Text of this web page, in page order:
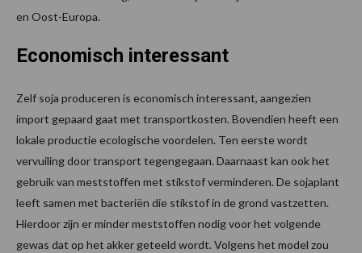
en Oost-Europa.
Economisch interessant
Zelf soja produceren is economisch interessant, aangezien
import gepaard gaat met transportkosten. Bovendien heeft een
lokale productie ecologische voordelen. Ten eerste wordt
vervuiling door transport tegengegaan. Daarnaast kan ook het
gebruik van meststoffen met stikstof verminderen. De sojaplant
leeft samen met bacteriën die stikstof in de grond vastzetten.
Hierdoor zijn er minder meststoffen nodig voor het volgende
gewas dat op het akker geteeld wordt. Volgens het model zou